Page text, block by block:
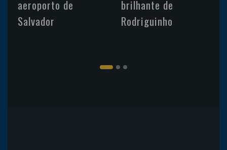
aeroporto de
Salvador
brilhante de
Rodriguinho